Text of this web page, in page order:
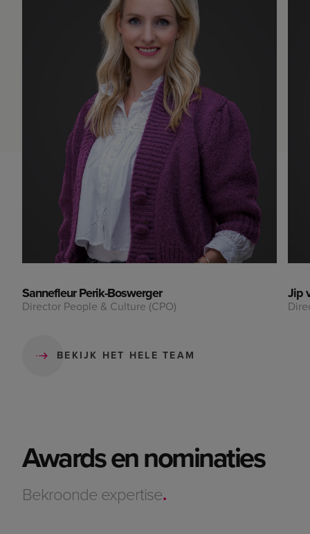
Sannefleur Perik-Boswerger
Director People & Culture (CPO)
Jip
BEKIJK HET HELE TEAM
Awards en nominaties
Bekroonde expertise.